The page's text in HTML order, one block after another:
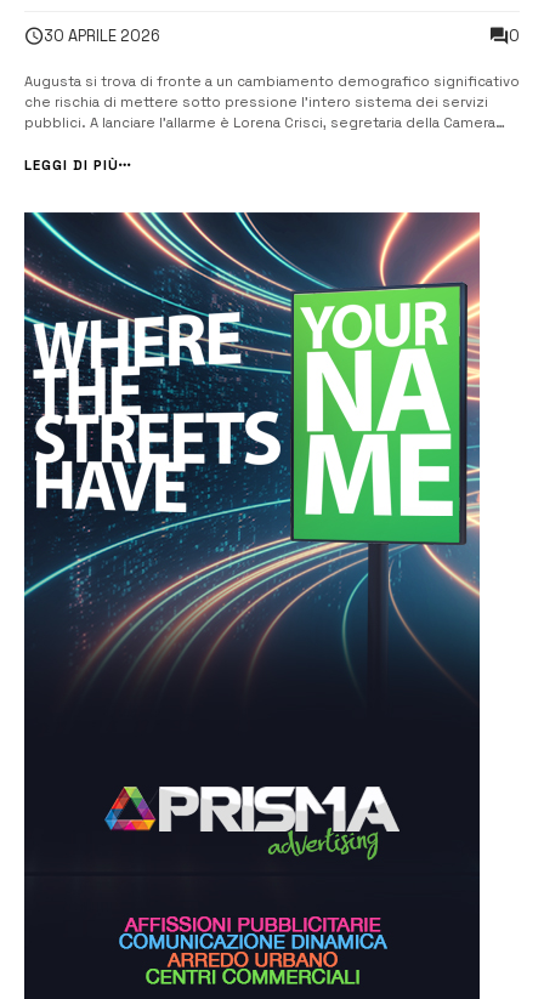
30 APRILE 2026 0
Augusta si trova di fronte a un cambiamento demografico significativo
che rischia di mettere sotto pressione l’intero sistema dei servizi
pubblici. A lanciare l’allarme è Lorena Crisci, segretaria della Camera
cittadina. “La percentuale di over 65 è in costante aumento: siamo p...
LEGGI DI PIÙ